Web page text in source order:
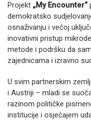
Projekt „My Encounter“
demokratsko
osnaživanju i većoj
inovativni pristup
metode i podršku da
zajednicama i izravno
U svim partnerskim
i Austriji – mladi se
razinom političke
institucije i osjećajem